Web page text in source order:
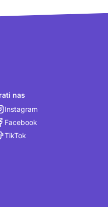
nas
Instagram
Facebook
TikTok